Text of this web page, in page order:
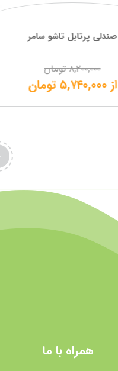
صندلی پرتابل تاشو سامر
۸,۲۰۰,۰۰۰ تومان
از۵,۷۴۰,۰۰۰ تومان
همراه با ما